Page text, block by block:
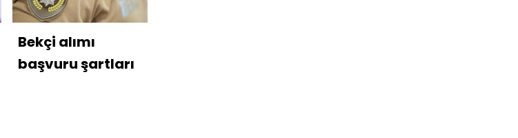
Bekçi alımı
başvuru şartları